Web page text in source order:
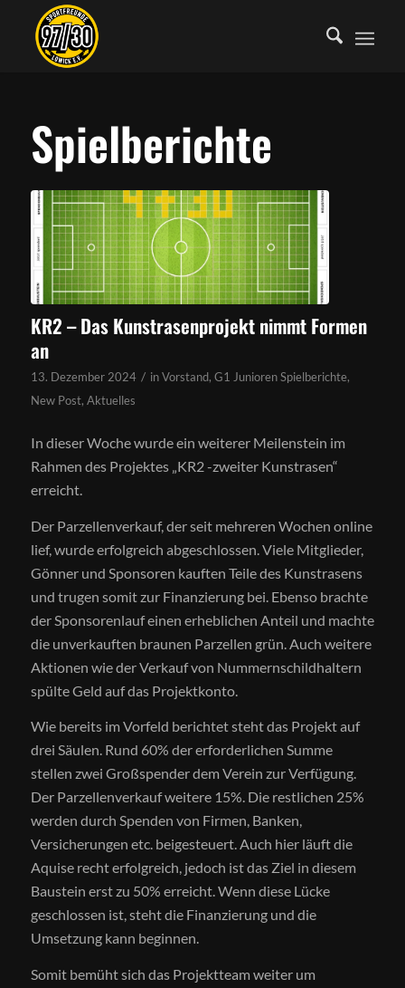
Spielberichte
KR2 – Das Kunstrasenprojekt nimmt Formen
an
13. Dezember 2024 / inVorstand, G1 Junioren Spielberichte,
New Post, Aktuelles
In dieser Woche wurde ein weiterer Meilenstein im
Rahmen des Projektes „KR2 -zweiter Kunstrasen“
erreicht.
Der Parzellenverkauf, der seit mehreren Wochen online
lief, wurde erfolgreich abgeschlossen. Viele Mitglieder,
Gönner und Sponsoren kauften Teile des Kunstrasens
und trugen somit zur Finanzierung bei. Ebenso brachte
der Sponsorenlauf einen erheblichen Anteil und machte
die unverkauften braunen Parzellen grün. Auch weitere
Aktionen wie der Verkauf von Nummernschildhaltern
spülte Geld auf das Projektkonto.
Wie bereits im Vorfeld berichtet steht das Projekt auf
drei Säulen. Rund 60% der erforderlichen Summe
stellen zwei Großspender dem Verein zur Verfügung.
Der Parzellenverkauf weitere 15%. Die restlichen 25%
werden durch Spenden von Firmen, Banken,
Versicherungen etc. beigesteuert. Auch hier läuft die
Aquise recht erfolgreich, jedoch ist das Ziel in diesem
Baustein erst zu 50% erreicht. Wenn diese Lücke
geschlossen ist, steht die Finanzierung und die
Umsetzung kann beginnen.
Somit bemüht sich das Projektteam weiter um